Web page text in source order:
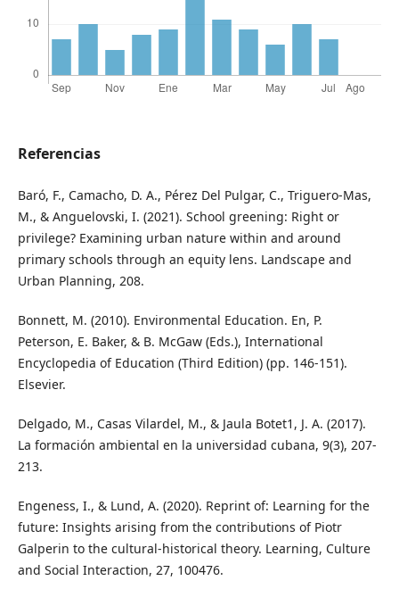
Referencias
Baró, F., Camacho, D. A., Pérez Del Pulgar, C., Triguero-Mas,
M., & Anguelovski, I. (2021). School greening: Right or
privilege? Examining urban nature within and around
primary schools through an equity lens. Landscape and
Urban Planning, 208.
Bonnett, M. (2010). Environmental Education. En, P.
Peterson, E. Baker, & B. McGaw (Eds.), International
Encyclopedia of Education (Third Edition) (pp. 146-151).
Elsevier.
Delgado, M., Casas Vilardel, M., & Jaula Botet1, J. A. (2017).
La formación ambiental en la universidad cubana, 9(3), 207-
213.
Engeness, I., & Lund, A. (2020). Reprint of: Learning for the
future: Insights arising from the contributions of Piotr
Galperin to the cultural-historical theory. Learning, Culture
and Social Interaction, 27, 100476.